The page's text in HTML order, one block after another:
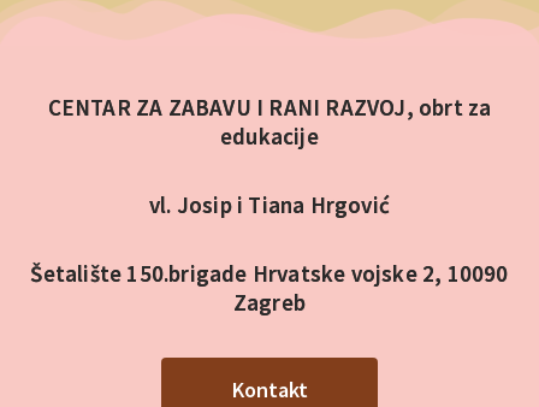
CENTAR ZA ZABAVU I RANI RAZVOJ, obrt za
edukacije
vl. Josip i Tiana Hrgović
Šetalište 150.brigade Hrvatske vojske 2, 10090
Zagreb
Kontakt